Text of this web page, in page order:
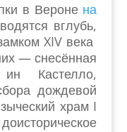
в Веронена
вглубь,
XIV века
— снесённая
Кастелло,
дождевой
храм I